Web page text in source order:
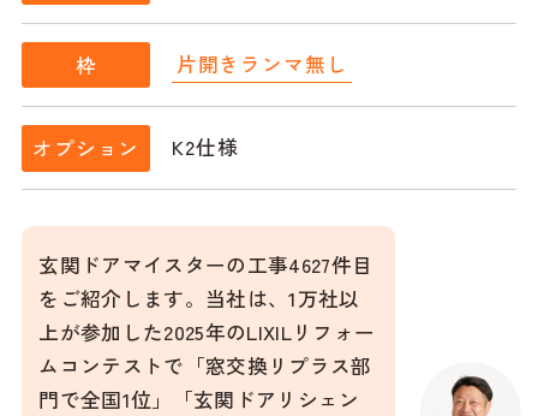
枠 片開きランマ無し
オプション K2仕様
玄関ドアマイスターの工事4627件目
をご紹介します。当社は、1万社以
上が参加した2025年のLIXILリフォー
ムコンテストで「窓交換リプラス部
門で全国1位」「玄関ドアリシェン